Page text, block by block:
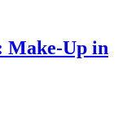
Make-Up in